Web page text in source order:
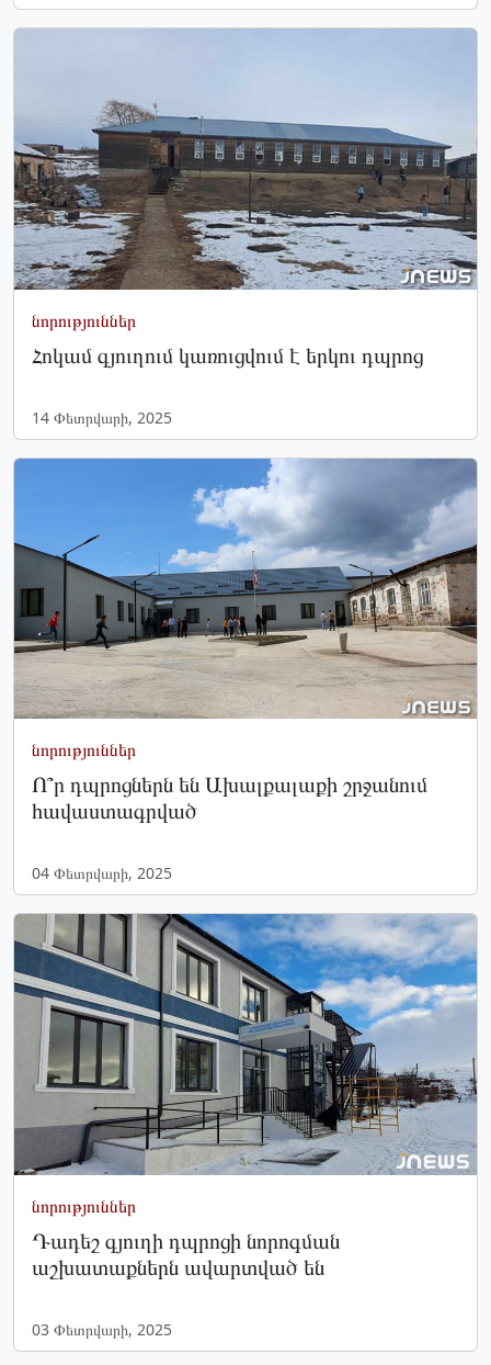
նորություններ
Հոկամ գյուղում կառուցվում է երկու դպրոց
14 Փետրվարի, 2025
նորություններ
Ո՞ր դպրոցներն են Ախալքալաքի շրջանում
հավաստագրված
04 Փետրվարի, 2025
նորություններ
Դադեշ գյուղի դպրոցի նորոգման
աշխատաքներն ավարտված են
03 Փետրվարի, 2025